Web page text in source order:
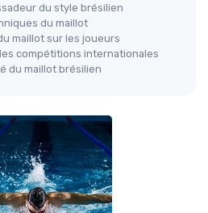
du style brésilien
du maillot
maillot sur les joueurs
compétitions internationales
du maillot brésilien